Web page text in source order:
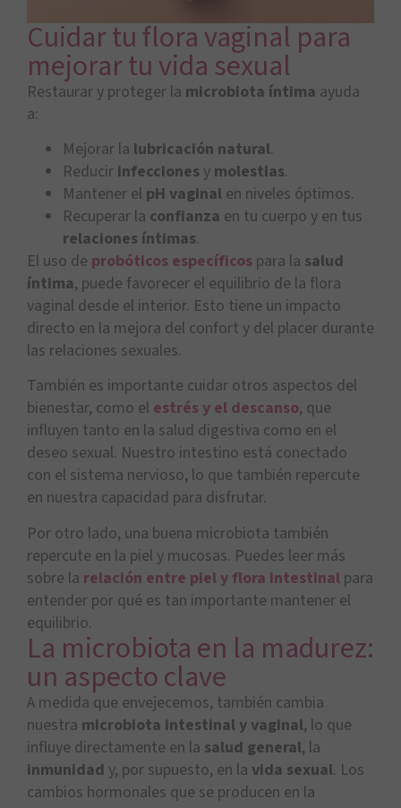
Cuidar tu flora vaginal para
mejorar tu vida sexual
Restaurar y proteger la microbiota íntima ayuda
a:
Mejorar la lubricación natural.
Reducir infecciones y molestias.
Mantener el pH vaginal en niveles óptimos.
Recuperar la confianza en tu cuerpo y en tus
relaciones íntimas.
El uso de probóticos específicos para la salud
íntima, puede favorecer el equilibrio de la flora
vaginal desde el interior. Esto tiene un impacto
directo en la mejora del confort y del placer durante
las relaciones sexuales.
También es importante cuidar otros aspectos del
bienestar, como el estrés y el descanso, que
influyen tanto en la salud digestiva como en el
deseo sexual. Nuestro intestino está conectado
con el sistema nervioso, lo que también repercute
en nuestra capacidad para disfrutar.
Por otro lado, una buena microbiota también
repercute en la piel y mucosas. Puedes leer más
sobre la relación entre piel y flora intestinal para
entender por qué es tan importante mantener el
equilibrio.
La microbiota en la madurez:
un aspecto clave
A medida que envejecemos, también cambia
nuestra microbiota intestinal y vaginal, lo que
influye directamente en la salud general, la
inmunidad y, por supuesto, en la vida sexual. Los
cambios hormonales que se producen en la